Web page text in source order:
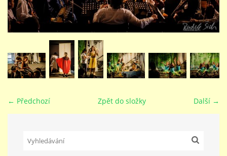
GALERIE
VIDEA - FILMOVÁ TVORBA
PEDAGOGICKÝ SBOR
DOKUMENTY / KE STAŽENÍ
KURZY
← Předchozí Další →
Zpět do složky